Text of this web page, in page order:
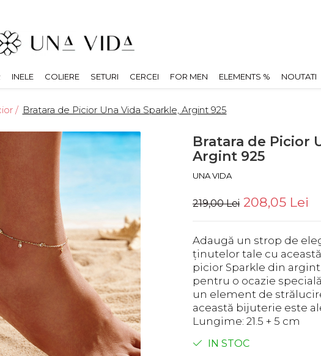
INELE COLIERE SETURI CERCEI FOR MEN ELEMENTS % NOUTATI
/ Bratara de Picior Una Vida Sparkle, Argint 925
Bratara de Picior
Argint 925
UNA VIDA
219,00 Lei 208,05 Lei
Adaugă un strop de
ținutelor tale cu
picior Sparkle din
pentru o ocazie
un element de
această bijuterie este
Lungime: 21.5 + 5 cm
IN STOC